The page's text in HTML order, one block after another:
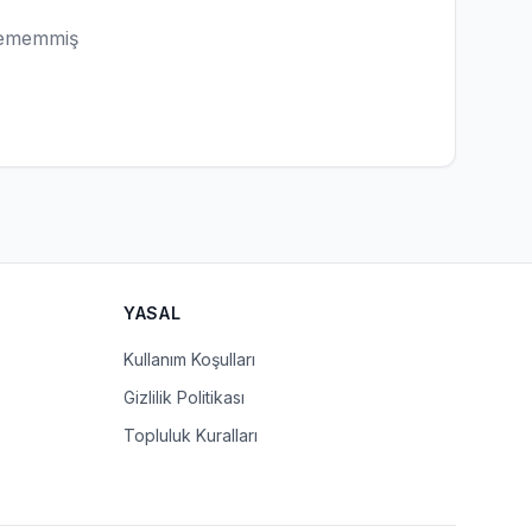
YASAL
Kullanım Koşulları
Gizlilik Politikası
Topluluk Kuralları